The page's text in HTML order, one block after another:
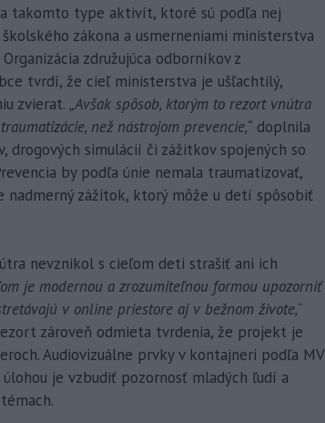
takomto type aktivít, ktoré sú podľa nej
zákona a usmerneniami ministerstva
združujúca odborníkov z
tvrdí, že cieľ ministerstva je ušľachtilý,
zvierat. „Avšak spôsob, ktorým to rezort vnútra
než nástrojom prevencie,“ doplnila
drogových simulácií či zážitkov spojených so
by podľa únie nemala traumatizovať,
nadmerný zážitok, ktorý môže u detí spôsobiť
nevznikol s cieľom deti strašiť ani ich
je modernou a zrozumiteľnou formou upozorniť
v online priestore aj v bežnom živote,“
zároveň odmieta tvrdenia, že projekt je
Audiovizuálne prvky v kontajneri podľa MV
je vzbudiť pozornosť mladých ľudí a